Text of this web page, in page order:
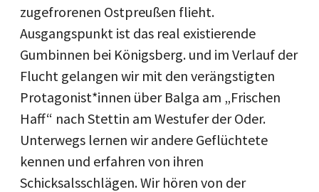
zugefrorenen Ostpreußen flieht.
Ausgangspunkt ist das real existierende
Gumbinnen bei Königsberg. und im Verlauf der
Flucht gelangen wir mit den verängstigten
Protagonist*innen über Balga am „Frischen
Haff“ nach Stettin am Westufer der Oder.
Unterwegs lernen wir andere Geflüchtete
kennen und erfahren von ihren
Schicksalsschlägen. Wir hören von der